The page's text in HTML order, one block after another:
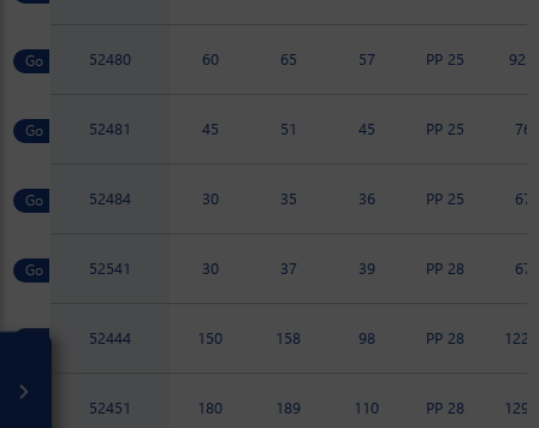
52480 60 65 57 PP 25 92.7
52481 45 51 45 PP 25 76
52484 30 35 36 PP 25 67
52541 30 37 39 PP 28 67
52444 150 158 98 PP 28
52451 180 189 110 PP 28